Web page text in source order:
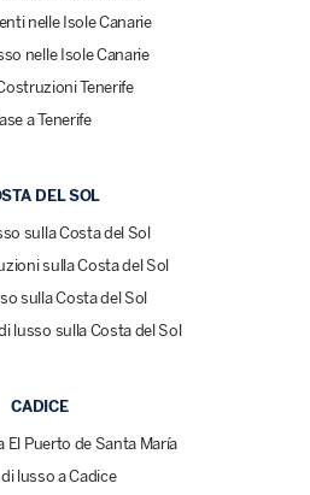
nelle Isole Canarie
nelle Isole Canarie
Tenerife
a Tenerife
DEL SOL
sulla Costa del Sol
sulla Costa del Sol
sulla Costa del Sol
lusso sulla Costa del Sol
CADICE
El Puerto de Santa María
lusso a Cadice